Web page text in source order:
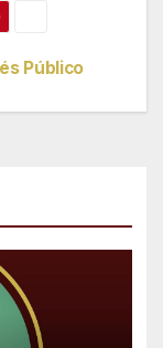
Público